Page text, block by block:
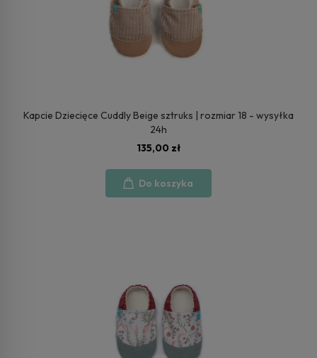
Kapcie Dziecięce Cuddly Beige sztruks | rozmiar 18 - wysyłka
24h
135,00 zł
Do koszyka